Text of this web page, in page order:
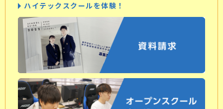
ハイテックスクールを体験！